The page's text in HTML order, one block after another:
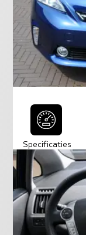
Specificaties